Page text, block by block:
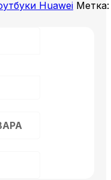
Huawei Метка: